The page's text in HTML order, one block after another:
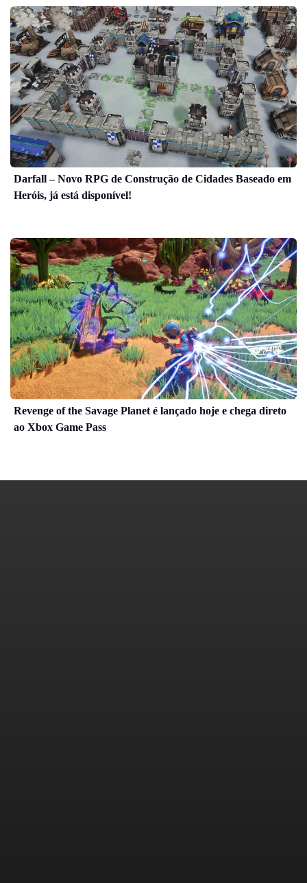
Darfall – Novo RPG de Construção de Cidades Baseado em
Heróis, já está disponível!
Revenge of the Savage Planet é lançado hoje e chega direto
ao Xbox Game Pass